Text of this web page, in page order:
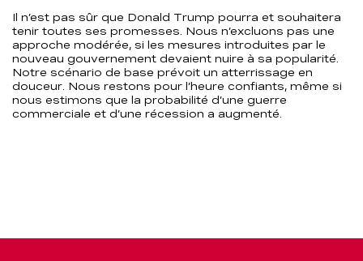
Il n’est pas sûr que Donald Trump pourra et souhaitera
tenir toutes ses promesses. Nous n’excluons pas une
approche modérée, si les mesures introduites par le
nouveau gouvernement devaient nuire à sa popularité.
Notre scénario de base prévoit un atterrissage en
douceur. Nous restons pour l’heure confiants, même si
nous estimons que la probabilité d’une guerre
commerciale et d’une récession a augmenté.